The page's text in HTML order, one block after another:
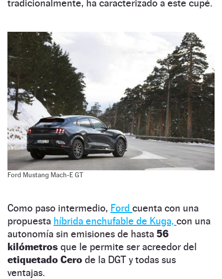
tradicionalmente, ha caracterizado a este cupé.
Ford Mustang Mach-E GT
Como paso intermedio, Ford cuenta con una
propuesta híbrida enchufable de Kuga, con una
autonomía sin emisiones de hasta 56
kilómetros que le permite ser acreedor del
etiquetado Cero de la DGT y todas sus
ventajas.